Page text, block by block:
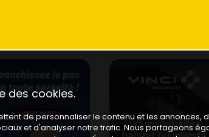
des cookies.
de personnaliser le contenu et les annonces,
et d'analyser notre trafic. Nous partageons